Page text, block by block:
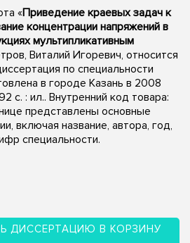
«Приведение краевых задач к
концентрации напряжений в
мультипликативным
Виталий Игоревич, относится
по специальности
в городе Казань в 2008
с. : ил.. Внутренний код товара:
представлены основные
включая название, автора, год,
специальности.
ДИССЕРТАЦИЮ В КОРЗИНУ